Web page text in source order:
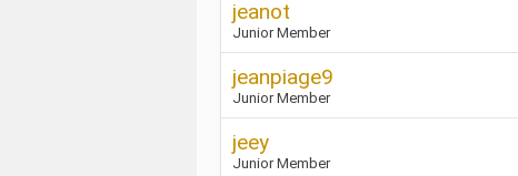
jeanot
Junior Member
jeanpiage9
Junior Member
jeey
Junior Member